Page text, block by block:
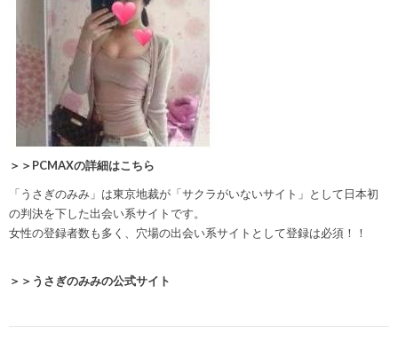
＞＞PCMAXの詳細はこちら
「うさぎのみみ」は東京地裁が「サクラがいないサイト」として日本初
の判決を下した出会い系サイトです。
女性の登録者数も多く、 穴場の出会い系サイト として登録は必須！！
＞＞うさぎのみみの公式サイト